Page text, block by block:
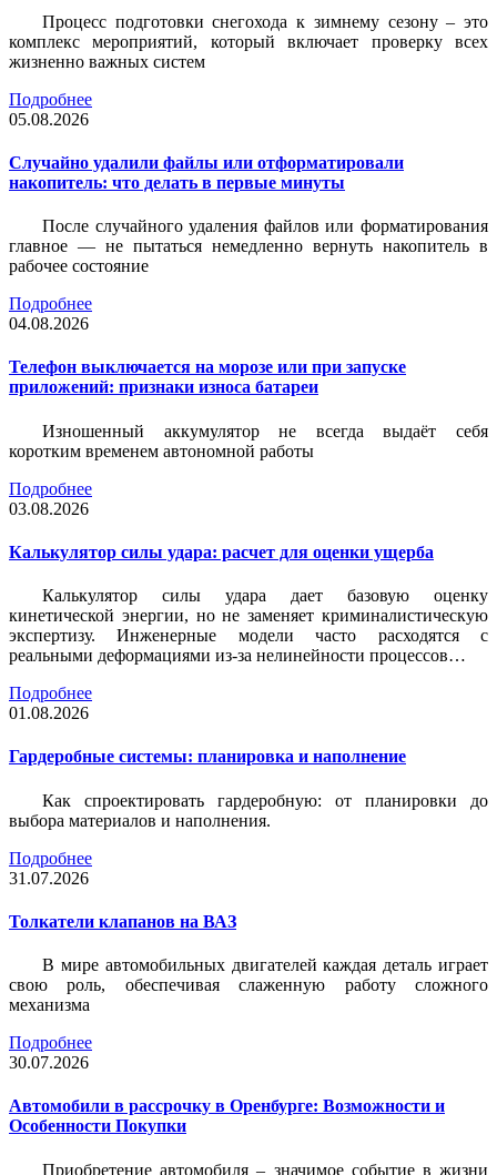
Процесс подготовки снегохода к зимнему сезону – это
комплекс мероприятий, который включает проверку всех
жизненно важных систем
Подробнее
05.08.2026
Случайно удалили файлы или отформатировали
накопитель: что делать в первые минуты
После случайного удаления файлов или форматирования
главное — не пытаться немедленно вернуть накопитель в
рабочее состояние
Подробнее
04.08.2026
Телефон выключается на морозе или при запуске
приложений: признаки износа батареи
Изношенный аккумулятор не всегда выдаёт себя
коротким временем автономной работы
Подробнее
03.08.2026
Калькулятор силы удара: расчет для оценки ущерба
Калькулятор силы удара дает базовую оценку
кинетической энергии, но не заменяет криминалистическую
экспертизу. Инженерные модели часто расходятся с
реальными деформациями из-за нелинейности процессов…
Подробнее
01.08.2026
Гардеробные системы: планировка и наполнение
Как спроектировать гардеробную: от планировки до
выбора материалов и наполнения.
Подробнее
31.07.2026
Толкатели клапанов на ВАЗ
В мире автомобильных двигателей каждая деталь играет
свою роль, обеспечивая слаженную работу сложного
механизма
Подробнее
30.07.2026
Автомобили в рассрочку в Оренбурге: Возможности и
Особенности Покупки
Приобретение автомобиля – значимое событие в жизни